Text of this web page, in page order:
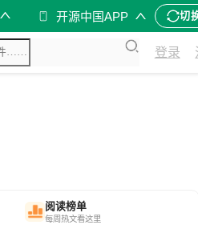
开源中国APP 切
登录
阅读榜单
每周热文看这里